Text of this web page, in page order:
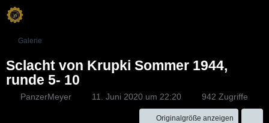
Galerie
Sclacht von Krupki Sommer 1944,
runde 5- 10
PanzerMeyer 11. Juni 2020 um 22:20 942 Zugriffe
Originalgröße anzeigen